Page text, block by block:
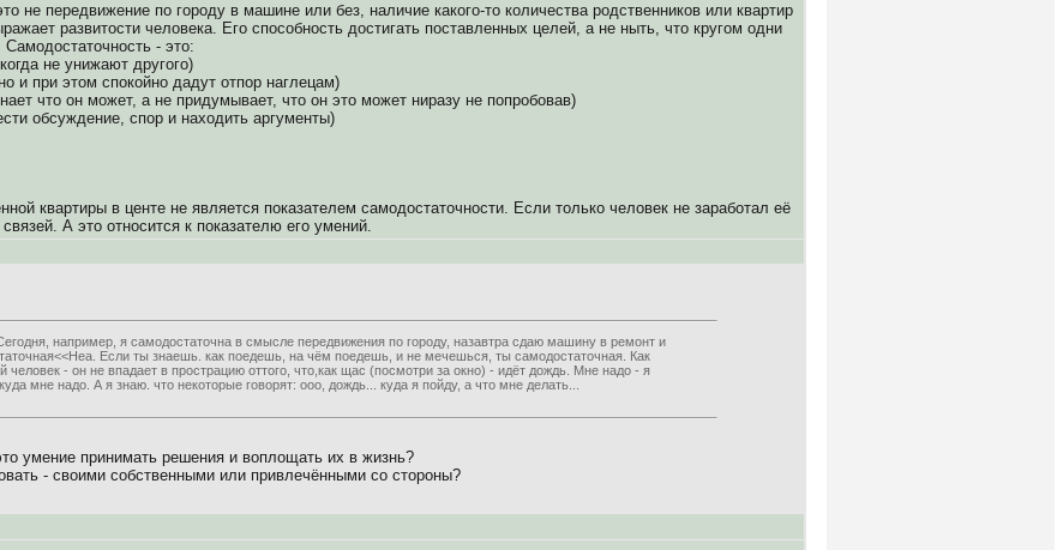
не передвижение по городу в машине или без, наличие какого-то количества родственников или квартир
развитости человека. Его способность достигать поставленных целей, а не ныть, что кругом одни
- это:
не унижают другого)
и при этом спокойно дадут отпор наглецам)
что он может, а не придумывает, что он это может ниразу не попробовав)
обсуждение, спор и находить аргументы)
квартиры в центе не является показателем самодостаточности. Если только человек не заработал её
А это относится к показателю его умений.
например, я самодостаточна в смысле передвижения по городу, назавтра сдаю машину в ремонт и
Если ты знаешь. как поедешь, на чём поедешь, и не мечешься, ты самодостаточная. Как
человек - он не впадает в прострацию оттого, что,как щас (посмотри за окно) - идёт дождь. Мне надо - я
мне надо. А я знаю. что некоторые говорят: ооо, дождь... куда я пойду, а что мне делать...
умение принимать решения и воплощать их в жизнь?
- своими собственными или привлечёнными со стороны?